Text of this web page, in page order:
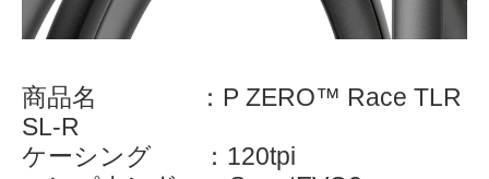
商品名 ：P ZERO™ Race TLR
SL-R
ケーシング ：120tpi